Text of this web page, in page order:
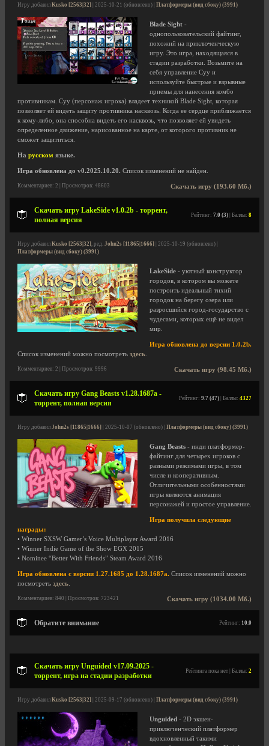
Игру добавил Kusko [2563|32] | 2025-10-21 (обновлено) | Платформеры (вид сбоку) (3991)
Blade Sight -
однопользовательский файтинг,
похожий на приключенческую
игру. Это игра, находящаяся в
стадии разработки. Возьмите на
себя управление Суу и
используйте быстрые и взрывные
приемы для нанесения комбо
противникам. Суу (персонаж игрока) владеет техникой Blade Sight, которая
позволяет ей видеть защиту противника насквозь. Когда ее сердце приближается
к кому-либо, она способна видеть его насквозь, что позволяет ей увидеть
определенное движение, нарисованное на карте, от которого противник не
сможет защититься.
На русском языке.
Игра обновлена до v0.2025.10.20. Список изменений не найден.
Скачать игру (193.60 Мб.)
Комментариев: 2 | Просмотров: 48603
Скачать игру LakeSide v1.0.2b - торрент,
полная версия
Рейтинг: 7.0 (3) | Баллы: 8
Игру добавил Kusko [2563|32], ред. John2s [11865|1666] | 2025-10-19 (обновлено) |
Платформеры (вид сбоку) (3991)
LakeSide - уютный конструктор
городов, в котором вы можете
построить идеальный тихий
городок на берегу озера или
разросшийся город-государство с
чудесами, которых ещё не видел
мир.
Игра обновлена до версии 1.0.2b.
Список изменений можно посмотреть здесь
Скачать игру (98.45 Мб.)
Комментариев: 2 | Просмотров: 9996
Скачать игру Gang Beasts v1.28.1687a -
торрент, полная версия
Рейтинг: 9.7 (47) | Баллы: 4327
Игру добавил John2s [11865|1666] | 2025-10-07 (обновлено) | Платформеры (вид сбоку) (3991)
Gang Beasts - инди платформер-
файтинг для четырех игроков с
разными режимами игры, в том
числе и кооперативным.
Отличительными особенностями
игры являются анимация
персонажей и простое управление.
Игра получила следующие
награды:
• Winner SXSW Gamer’s Voice Multiplayer Award 2016
• Winner Indie Game of the Show EGX 2015
• Nominee “Better With Friends” Steam Award 2016
Игра обновлена с версии 1.27.1685 до 1.28.1687a. Список изменений можно
посмотреть здесь
Скачать игру (1034.00 Мб.)
Комментариев: 840 | Просмотров: 723421
Обратите внимание Рейтинг: 10.0
Скачать игру Unguided v17.09.2025 -
торрент, игра на стадии разработки
Рейтинга пока нет | Баллы: 2
Игру добавил Kusko [2563|32] | 2025-09-17 (обновлено) | Платформеры (вид сбоку) (3991)
Unguided - 2D экшен-
приключенческий платформер
вдохновленный такими